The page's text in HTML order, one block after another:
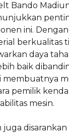
Bando
ini. Dengan
berkualitas
daya
baik
membuatnya
pemilik
mesin.
juga